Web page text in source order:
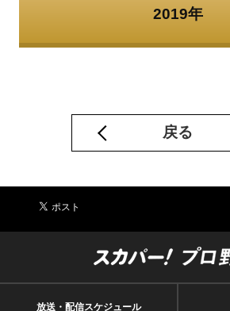
2019年
戻る
放送・配信スケジュール